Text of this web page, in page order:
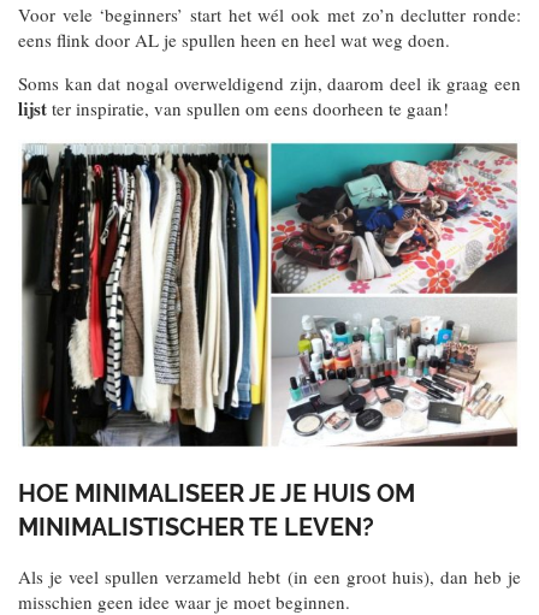
Voor vele ‘beginners’ start het wél ook met zo’n declutter ronde:
eens flink door AL je spullen heen en heel wat weg doen.
Soms kan dat nogal overweldigend zijn, daarom deel ik graag een
lijst ter inspiratie, van spullen om eens doorheen te gaan!
HOE MINIMALISEER JE JE HUIS OM
MINIMALISTISCHER TE LEVEN?
Als je veel spullen verzameld hebt (in een groot huis), dan heb je
misschien geen idee waar je moet beginnen.